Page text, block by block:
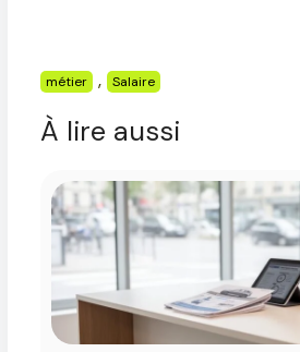
Étiquettes
métier , Salaire
À lire aussi